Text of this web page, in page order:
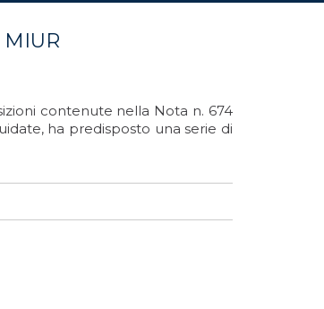
contenute nella Nota n. 674
ha predisposto una serie di